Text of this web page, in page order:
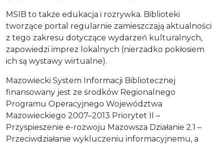
MSIB to także edukacja i rozrywka. Biblioteki
tworzące portal regularnie zamieszczają aktualności
z tego zakresu dotyczące wydarzeń kulturalnych,
zapowiedzi imprez lokalnych (nierzadko pokłosiem
ich są wystawy wirtualne).
Mazowiecki System Informacji Bibliotecznej
finansowany jest ze środków Regionalnego
Programu Operacyjnego Województwa
Mazowieckiego 2007–2013 Priorytet II –
Przyspieszenie e-rozwoju Mazowsza Działanie 2.1 –
Przeciwdziałanie wykluczeniu informacyjnemu, a